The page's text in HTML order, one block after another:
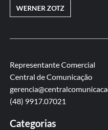
WERNER ZOTZ
Representante Comercial
Central de Comunicação
(48) 9917.07021
Categorias